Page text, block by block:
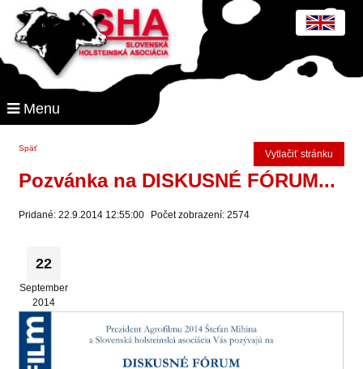
Menu
Späť
Vytlačiť stránku
Pozvánka na DISKUSNÉ FÓRUM...
Pridané: 22.9.2014 12:55:00 Počet zobrazení: 2574
22
September
2014